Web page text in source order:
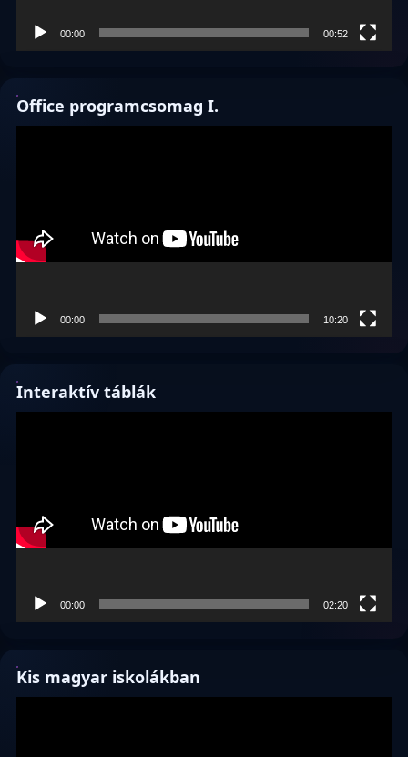
00:00 00:52
Office programcsomag I.
00:00 10:20
Interaktív táblák
00:00 02:20
Kis magyar iskolákban